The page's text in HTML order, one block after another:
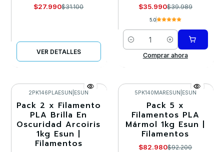
$27.990$31.100
VER DETALLES
$35.990$39.989
5.0
Cantidad
Comprar ahora
-10%
Agotado
2PK146PLAESUN ESUN
Pack 2 x Filamento
PLA Brilla En
Oscuridad Arcoiris
1kg Esun |
Filamentos
Agotado
5PK140MARESUN ESUN
Pack 5 x
Filamentos PLA
Mármol 1kg Esun |
Filamentos
$82.980$92.200